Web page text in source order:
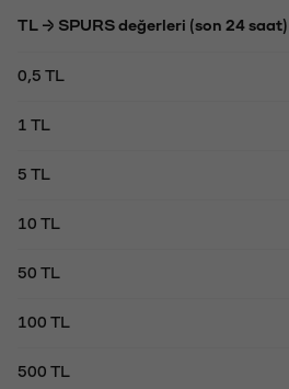
TL → SPURS değerleri (son 24 saat)
0,5 TL
1 TL
5 TL
10 TL
50 TL
100 TL
500 TL